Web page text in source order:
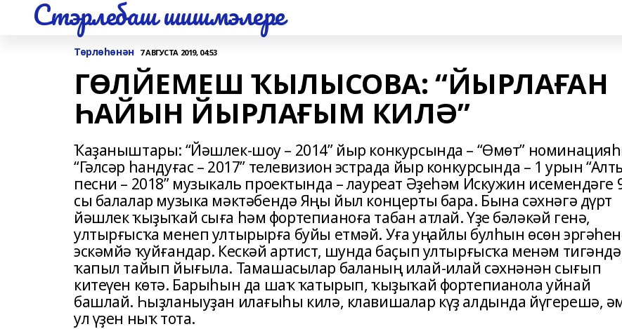
Стэрлебаш шишмэлере
Төрлөһөнән 7 АВГУСТА 2019, 04:53
ГӨЛЙЕМЕШ ҠЫЛЫСОВА: “ЙЫРЛАҒАН
ҺАЙЫН ЙЫРЛАҒЫМ КИЛӘ”
Ҡаҙаныштары: “Йәшлек-шоу – 2014” йыр конкурсында – “Өмөт”
“Гәлсәр һандуғас – 2017” телевизион эстрада йыр конкурсында – 1 урын
песни – 2018” музыкаль проектында – лауреат Әҙеһәм Искужин исемендәге
сы балалар музыка мәктәбендә Яңы йыл концерты бара. Бына сәхнәгә дүрт
йәшлек ҡыҙыҡай сыға һәм фортепианоға табан атлай. Үҙе бәләкәй генә,
ултырғысҡа менеп ултырырға буйы етмәй. Уға уңайлы булһын өсөн
эскәмйә ҡуйғандар. Кескәй артист, шунда баҫып ултырғысҡа менәм
ҡапыл тайып йығыла. Тамашасылар баланың илай-илай сәхнәнән сығып
китеүен көтә. Барыһын да шаҡ ҡатырып, ҡыҙыҡай фортепианола уйнай
башлай. Һыҙланыуҙан илағыһы килә, клавишалар күҙ алдында йүгерешә,
ул үҙен ныҡ тота.